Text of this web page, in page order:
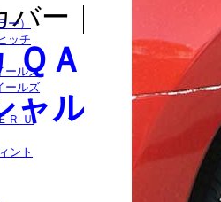
グランドチェロキー_
タンドラ_クローム/
クローム/ステンレス
ステンレス_パーツ・
）
ッチ
ールズ
ールズ
Ｒ Ｕ
ント
バー｜クロー
ＡＡ-ＵＳ
ャル カスタ